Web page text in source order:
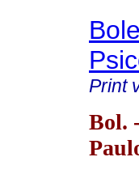
Print
Bol.